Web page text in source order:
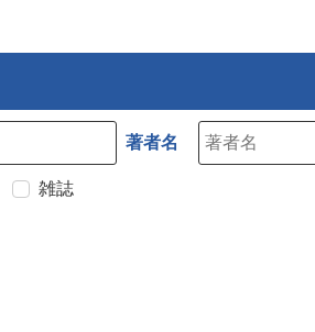
著者名
雑誌